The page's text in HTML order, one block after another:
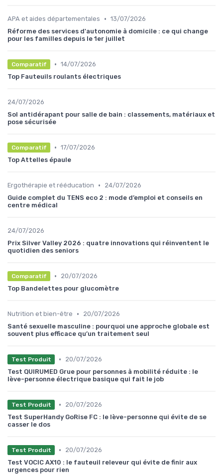
APA et aides départementales • 13/07/2026
Réforme des services d'autonomie à domicile : ce qui change
pour les familles depuis le 1er juillet
Comparatif • 14/07/2026
Top Fauteuils roulants électriques
24/07/2026
Sol antidérapant pour salle de bain : classements, matériaux et
pose sécurisée
Comparatif • 17/07/2026
Top Attelles épaule
Ergothérapie et rééducation •
24/07/2026
Guide complet du TENS eco 2 : mode d’emploi et conseils en
centre médical
24/07/2026
Prix Silver Valley 2026 : quatre innovations qui réinventent le
quotidien des seniors
Comparatif •
20/07/2026
Top Bandelettes pour glucomètre
Nutrition et bien-être •
20/07/2026
Santé sexuelle masculine : pourquoi une approche globale est
souvent plus efficace qu’un traitement seul
Test Produit •
20/07/2026
Test QUIRUMED Grue pour personnes à mobilité réduite : le
lève-personne électrique basique qui fait le job
Test Produit •
20/07/2026
Test SuperHandy GoRise FC : le lève-personne qui évite de se
casser le dos
Test Produit •
20/07/2026
Test VOCIC AX10 : le fauteuil releveur qui évite de finir aux
urgences pour rien